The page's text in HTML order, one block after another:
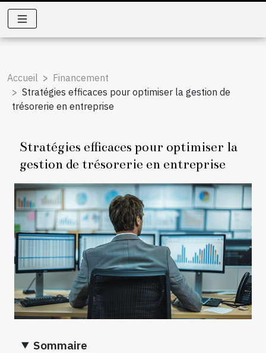
Accueil
Financement
Stratégies efficaces pour optimiser la gestion de
trésorerie en entreprise
Stratégies efficaces pour optimiser la
gestion de trésorerie en entreprise
Sommaire